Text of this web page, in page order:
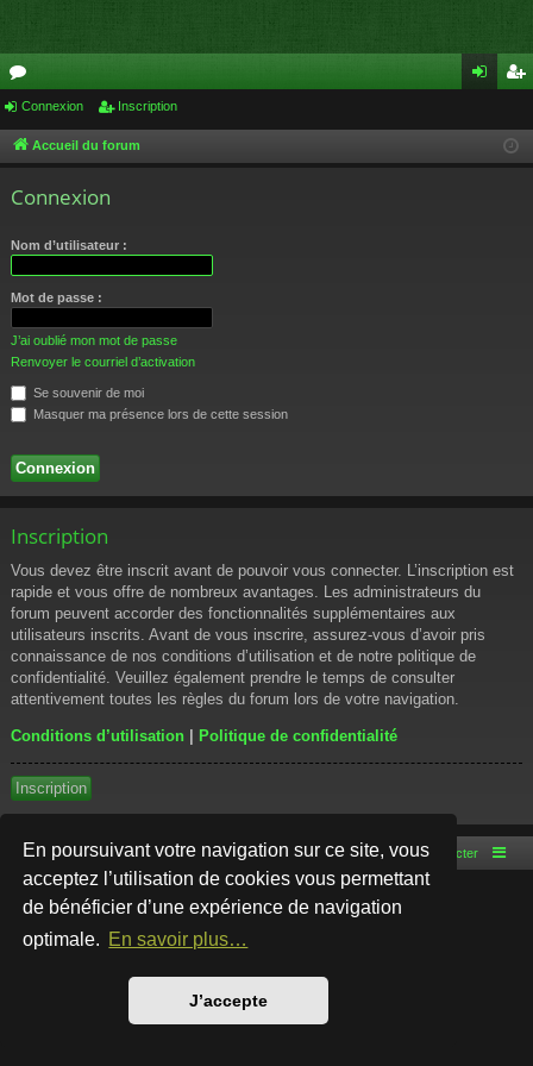
En poursuivant votre navigation sur ce site, vous
acceptez l’utilisation de cookies vous permettant
de bénéficier d’une expérience de navigation
optimale. En savoir plus…
J’accepte
or
u cri
Connexion Inscription
Accueil du forum
Connexion
Nom d’utilisateur :
Mot de passe :
J’ai oublié mon mot de passe
Renvoyer le courriel d’activation
Se souvenir de moi
Masquer ma présence lors de cette session
Inscription
Vous devez être inscrit avant de pouvoir vous connecter. L’inscription est
rapide et vous offre de nombreux avantages. Les administrateurs du
forum peuvent accorder des fonctionnalités supplémentaires aux
utilisateurs inscrits. Avant de vous inscrire, assurez-vous d’avoir pris
connaissance de nos conditions d’utilisation et de notre politique de
confidentialité. Veuillez également prendre le temps de consulter
attentivement toutes les règles du forum lors de votre navigation.
Conditions d’utilisation | Politique de confidentialité
Inscription
Accueil du forum Nous contacter
Développé parphpBB® Forum Software © phpBB Limited
Style par
Traduction française officielle